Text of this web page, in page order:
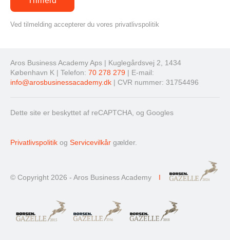
Ved tilmelding accepterer du vores privatlivspolitik
Aros Business Academy Aps | Kuglegårdsvej 2, 1434
København K | Telefon: 70 278 279 | E-mail:
info@arosbusinessacademy.dk | CVR nummer: 31754496
Dette site er beskyttet af reCAPTCHA, og Googles
Privatlivspolitik og Servicevilkår gælder.
© Copyright 2026 - Aros Business Academy I